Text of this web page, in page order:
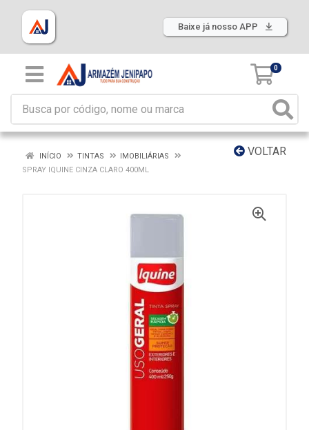
Baixe já nosso APP
0
VOLTAR
INÍCIO TINTAS
IMOBILIÁRIAS
SPRAY IQUINE CINZA CLARO 400ML